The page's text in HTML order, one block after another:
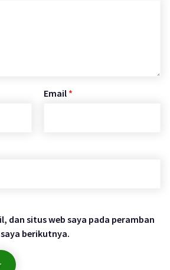
Email *
dan situs web saya pada peramban
berikutnya.